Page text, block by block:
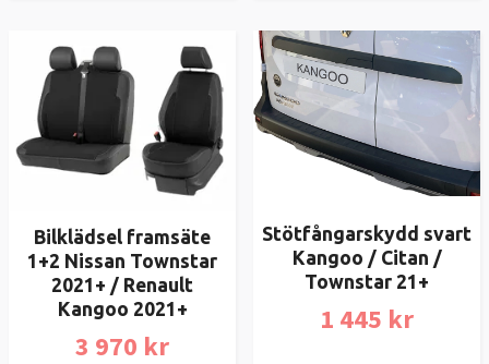
Bilklädsel framsäte
1+2 Nissan Townstar
2021+ / Renault
Kangoo 2021+
3 970 kr
Stötfångarskydd svart
Kangoo / Citan /
Townstar 21+
1 445 kr